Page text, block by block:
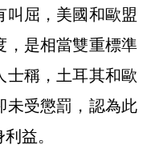
叫屈，美國和歐盟
，是相當雙重標準
士稱，土耳其和歐
未受懲罰，認為此
益。